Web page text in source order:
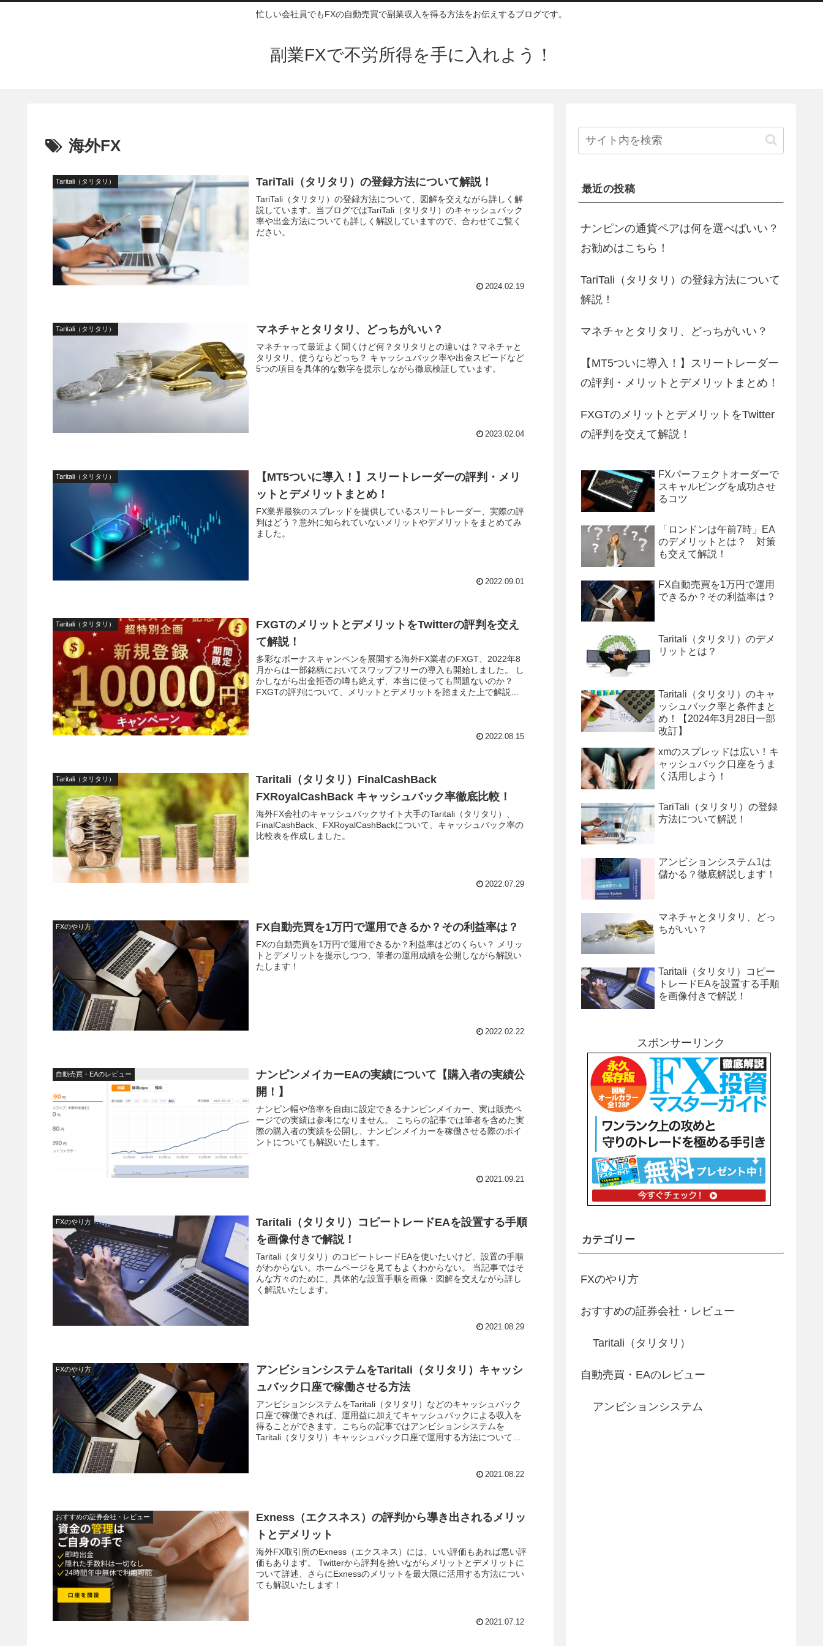
忙しい会社員でもFXの自動売買で副業収入を得る方法をお伝えするブログです。
副業FXで不労所得を手に入れよう！
海外FX
Taritali（タリタリ） TariTali（タリタリ）の登録方法について解説！
TariTali（タリタリ）の登録方法について、図解を交えながら詳しく解
説しています。当ブログではTariTali（タリタリ）のキャッシュバック
率や出金方法についても詳しく解説していますので、合わせてご覧く
ださい。
2024.02.19
Taritali（タリタリ） マネチャとタリタリ、どっちがいい？
マネチャって最近よく聞くけど何？タリタリとの違いは？マネチャと
タリタリ、使うならどっち？ キャッシュバック率や出金スピードなど
5つの項目を具体的な数字を提示しながら徹底検証しています。
2023.02.04
Taritali（タリタリ）
【MT5ついに導入！】スリートレーダーの評判・メリ
ットとデメリットまとめ！
FX業界最狭のスプレッドを提供しているスリートレーダー、実際の評
判はどう？意外に知られていないメリットやデメリットをまとめてみ
ました。
2022.09.01
Taritali（タリタリ）
FXGTのメリットとデメリットをTwitterの評判を交え
て解説！
多彩なボーナスキャンペンを展開する海外FX業者のFXGT、2022年8
月からは一部銘柄においてスワップフリーの導入も開始しました。 し
かしながら出金拒否の噂も絶えず、本当に使っても問題ないのか？
FXGTの評判について、メリットとデメリットを踏まえた上で解説し
2022.08.15
Taritali（タリタリ）
Taritali（タリタリ）FinalCashBack
FXRoyalCashBack キャッシュバック率徹底比較！
海外FX会社のキャッシュバックサイト大手のTaritali（タリタリ）、
FinalCashBack、FXRoyalCashBackについて、キャッシュバック率の
比較表を作成しました。
2022.07.29
FXのやり方 FX自動売買を1万円で運用できるか？その利益率は？
FXの自動売買を1万円で運用できるか？利益率はどのくらい？ メリッ
トとデメリットを提示しつつ、筆者の運用成績を公開しながら解説い
たします！
2022.02.22
自動売買・EAのレビュー
ナンピンメイカーEAの実績について【購入者の実績公
開！】
ナンピン幅や倍率を自由に設定できるナンピンメイカー、実は販売ペ
ージでの実績は参考になりません。 こちらの記事では筆者を含めた実
際の購入者の実績を公開し、ナンピンメイカーを稼働させる際のポイ
ントについても解説いたします。
2021.09.21
FXのやり方
Taritali（タリタリ）コピートレードEAを設置する手順
を画像付きで解説！
Taritali（タリタリ）のコピートレードEAを使いたいけど、設置の手順
がわからない。ホームページを見てもよくわからない。 当記事ではそ
んな方々のために、具体的な設置手順を画像・図解を交えながら詳し
く解説いたします。
2021.08.29
FXのやり方
アンビションシステムをTaritali（タリタリ）キャッシ
ュバック口座で稼働させる方法
アンビションシステムをTaritali（タリタリ）などのキャッシュバック
口座で稼働できれば、運用益に加えてキャッシュバックによる収入を
得ることができます。こちらの記事ではアンビションシステムを
Taritali（タリタリ）キャッシュバック口座で運用する方法について解
2021.08.22
おすすめの証券会社・レビュー
Exness（エクスネス）の評判から導き出されるメリッ
トとデメリット
海外FX取引所のExness（エクスネス）には、いい評価もあれば悪い評
価もあります。 Twitterから評判を拾いながらメリットとデメリットに
ついて詳述、さらにExnessのメリットを最大限に活用する方法につい
ても解説いたします！
2021.07.12
最近の投稿
ナンピンの通貨ペアは何を選べばいい？
お勧めはこちら！
TariTali（タリタリ）の登録方法について
解説！
マネチャとタリタリ、どっちがいい？
【MT5ついに導入！】スリートレーダー
の評判・メリットとデメリットまとめ！
FXGTのメリットとデメリットをTwitter
の評判を交えて解説！
FXパーフェクトオーダーで
スキャルピングを成功させ
るコツ
「ロンドンは午前7時」EA
のデメリットとは？ 対策
も交えて解説！
FX自動売買を1万円で運用
できるか？その利益率は？
Taritali（タリタリ）のデメ
リットとは？
Taritali（タリタリ）のキャ
ッシュバック率と条件まと
め！【2024年3月28日一部
改訂】
xmのスプレッドは広い！キ
ャッシュバック口座をうま
く活用しよう！
TariTali（タリタリ）の登録
方法について解説！
アンビションシステム1は
儲かる？徹底解説します！
マネチャとタリタリ、どっ
ちがいい？
Taritali（タリタリ）コピー
トレードEAを設置する手順
を画像付きで解説！
スポンサーリンク
カテゴリー
FXのやり方
おすすめの証券会社・レビュー
Taritali（タリタリ）
自動売買・EAのレビュー
アンビションシステム